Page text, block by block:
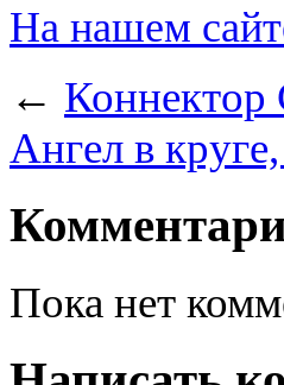
На нашем
← Коннектор
Ангел в
Пока нет